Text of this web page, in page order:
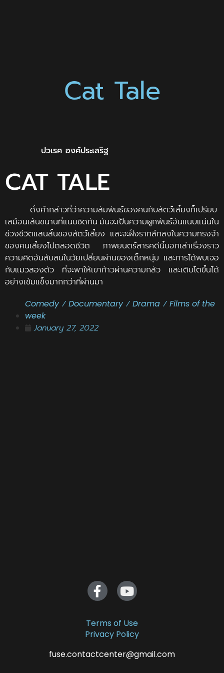
Cat Tale
ปวเรศ องค์ประเสริฐ
CAT TALE
ดั่งคำกล่าวที่ว่าความสัมพันธ์ของคนกับสัตว์เลี้ยงก็เปรียบ
เสมือนเส้นขนานที่แนบชิดกัน มันจะเป็นความผูกพันธ์อันแนบแน่นใน
ช่วงชีวิตแสนสั้นของสัตว์เลี้ยง และจะฝั่งรากลึกลงในความทรงจำ
ของคนเลี้ยงไปตลอดชีวิต ภาพยนตร์สารคดีนี้บอกเล่าเรื่องราว
ความคิดอันสับสนในวัยเปลี่ยนผ่านของเด็กหนุ่ม และการได้พบเจอ
กับแมวสองตัว ที่จะพาให้เขาก้าวผ่านความกลัว และเติบโตขึ้นได้
อย่างเข้มแข็งมากกว่าที่ผ่านมา
Comedy/ Documentary/ Drama / Films of the
week
January 27, 2022
Terms of Use
Privacy Policy
fuse.contactcenter@gmail.com